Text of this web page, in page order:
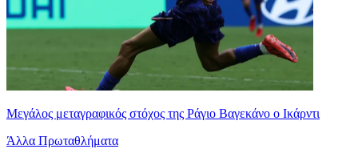
Μεγάλος μεταγραφικός στόχος της Ράγιο Βαγεκάνο ο Ικάρντι
Άλλα Πρωταθλήματα